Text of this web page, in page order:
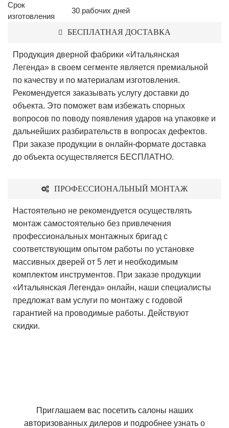
Срок
изготовления
30 рабочих дней
БЕСПЛАТНАЯ ДОСТАВКА
Продукция дверной фабрики «Итальянская
Легенда» в своем сегменте является премиальной
по качеству и по материалам изготовления.
Рекомендуется заказывать услугу доставки до
объекта. Это поможет вам избежать спорных
вопросов по поводу появления ударов на упаковке и
дальнейших разбирательств в вопросах дефектов.
При заказе продукции в онлайн-формате доставка
до объекта осуществляется БЕСПЛАТНО.
ПРОФЕССИОНАЛЬНЫЙ МОНТАЖ
Настоятельно не рекомендуется осуществлять
монтаж самостоятельно без привлечения
профессиональных монтажных бригад с
соответствующим опытом работы по установке
массивных дверей от 5 лет и необходимым
комплектом инструментов. При заказе продукции
«Итальянская Легенда» онлайн, наши специалисты
предложат вам услуги по монтажу с годовой
гарантией на проводимые работы. Действуют
скидки.
Приглашаем вас посетить салоны наших
авторизованных дилеров и подробнее узнать о